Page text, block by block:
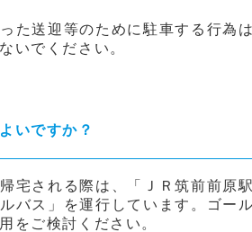
た送迎等のために駐車する行為
いでください。
いですか？
宅される際は、「ＪＲ筑前前原
バス」を運行しています。ゴー
をご検討ください。